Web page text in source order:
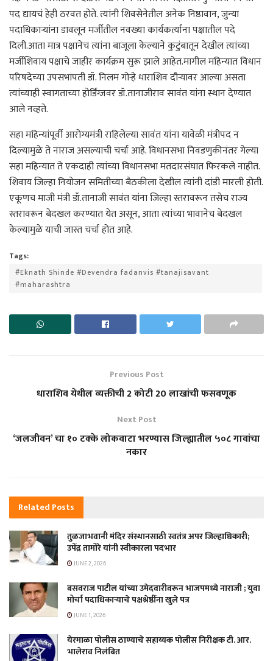
पद द्यायचं हेही ठरवत होते. त्यांनी शिवसेनेतील अनेक निष्ठावान, जुन्या
पदाधिकाऱ्यांना डावलून मर्जीतील नवख्या कार्यकर्त्यांना पक्षातील पदे
दिली.आता मात्र पक्षानेच त्यांना बाजूला केल्याने कुटुंबातून देखील त्यांच्या
मर्जीशिवाय पक्षाचे जाहीर कार्यक्रम सुरू झाले आहेत.मागील महिन्यात विधान
परिषदेच्या उपसभापती डॉ. निलम गोऱ्हे धाराशिव दौऱ्यावर आल्या असता
त्यांच्याही स्वागताच्या होर्डिंग्जवर डॉ.तानाजीराव सावंत यांना स्थान देण्यात
आले नव्हते.
सहा महिन्यांपूर्वी आरोग्यमंत्री राहिलेल्या सावंत यांना यावेळी मंत्रीपद न
दिल्यामुळे ते नाराज असल्याची चर्चा आहे. विधानसभा निवडणुकीनंतर गेल्या
सहा महिन्यात ते एकदाही त्यांच्या विधानसभा मतदारसंघात फिरकले नाहीत.
शिवाय जिल्हा नियोजन समितीच्या बैठकीला देखील त्यांनी दांडी मारली होती.
एकूणच माजी मंत्री डॉ.तानाजी सावंत यांना जिल्हा स्तरावरून तसेच राज्य
स्तरावरून बेदखल करण्यात येत असून, आता त्यांच्या भावानेच बेदखल
केल्यामुळे याची जास्त चर्चा होत आहे.
Tags:
#Eknath Shinde #Devendra fadanvis #tanajisavant
#maharashtra
Previous Post
धाराशिव येथील व्यक्तीची 2 कोटी 20 लाखांची फसवणूक
Next Post
‘जलजीवन’ चा १० टक्के लोकवाटा भरण्यास जिल्ह्यातील ५०८ गावांचा
नकार
Related Posts
तुळजाभवानी मंदिर संस्थानसाठी स्वतंत्र अपर जिल्हाधिकारी;
उपेंद्र तामोरे यांनी स्वीकारला पदभार
JUNE 2, 2026
बसवराज पाटील यांच्या उमेदवारीवरून भाजपमध्ये नाराजी ; युवा
मोर्चा पदाधिकाऱ्याचे पक्षश्रेष्ठींना खुले पत्र
JUNE 1, 2026
येरमाळा पोलीस ठाण्याचे सहाय्यक पोलीस निरीक्षक टी. आर.
भालेराव निलंबित